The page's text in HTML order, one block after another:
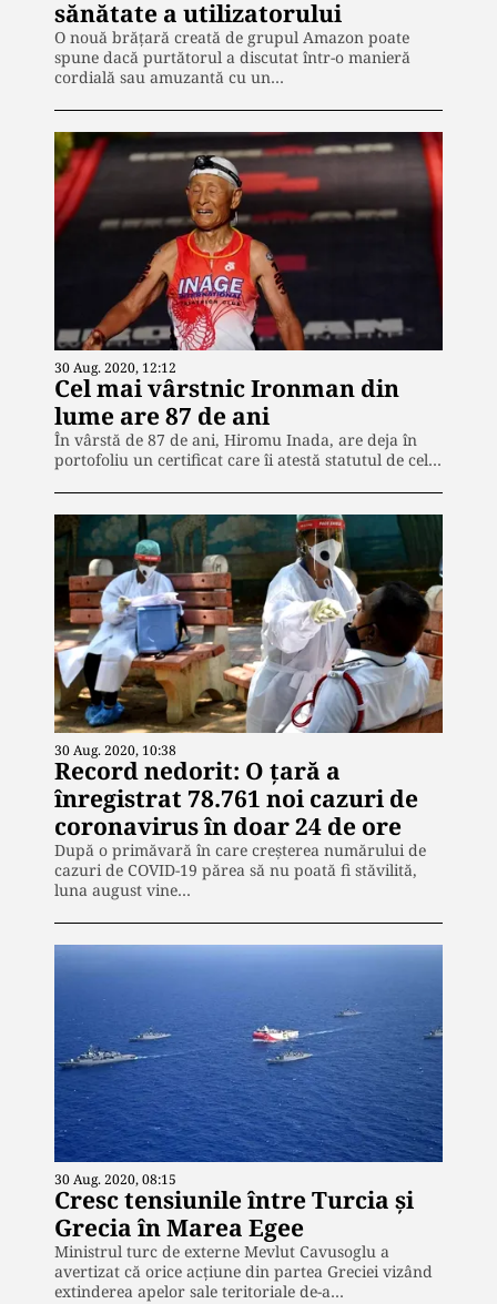
sănătate a utilizatorului
O nouă brăţară creată de grupul Amazon poate
spune dacă purtătorul a discutat într-o manieră
cordială sau amuzantă cu un…
30 Aug. 2020, 12:12
Cel mai vârstnic Ironman din
lume are 87 de ani
În vârstă de 87 de ani, Hiromu Inada, are deja în
portofoliu un certificat care îi atestă statutul de cel…
30 Aug. 2020, 10:38
Record nedorit: O țară a
înregistrat 78.761 noi cazuri de
coronavirus în doar 24 de ore
După o primăvară în care creșterea numărului de
cazuri de COVID-19 părea să nu poată fi stăvilită,
luna august vine…
30 Aug. 2020, 08:15
Cresc tensiunile între Turcia și
Grecia în Marea Egee
Ministrul turc de externe Mevlut Cavusoglu a
avertizat că orice acţiune din partea Greciei vizând
extinderea apelor sale teritoriale de-a…